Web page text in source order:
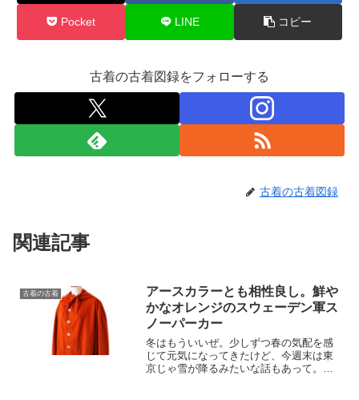
Pocket LINE コピー
古着の古着図録をフォローする
古着の古着図録
関連記事
古着の古着
アースカラーとも相性良し。鮮や
かなオレンジのスウェーデン軍ス
ノーパーカー
冬はもういいぜ。少しずつ春の気配を感
じて元気になってきたけど、今週末は東
京じゃ雪が降るみたいな話もあって。相